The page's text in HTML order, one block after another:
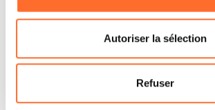
Autoriser la sélection
Refuser
Par quels produits êtes-vous
Poêles à granules avec soufflerie
Poêles à granules hydro